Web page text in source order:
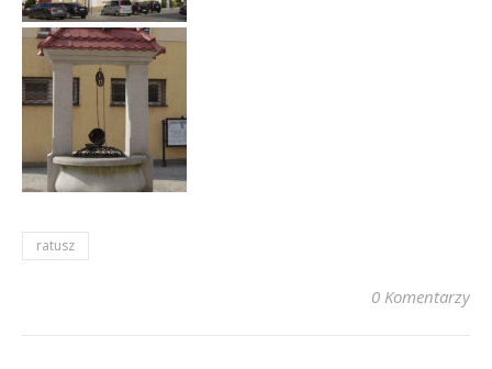
ratusz
0 Komentarzy